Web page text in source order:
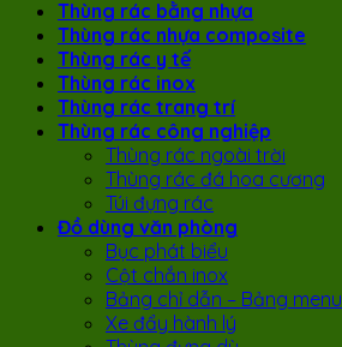
Thùng rác bằng nhựa
Thùng rác nhựa composite
Thùng rác y tế
Thùng rác inox
Thùng rác trang trí
Thùng rác công nghiệp
Thùng rác ngoài trời
Thùng rác đá hoa cương
Túi đựng rác
Đồ dùng văn phòng
Bục phát biểu
Cột chắn inox
Bảng chỉ dẫn – Bảng menu
Xe đẩy hành lý